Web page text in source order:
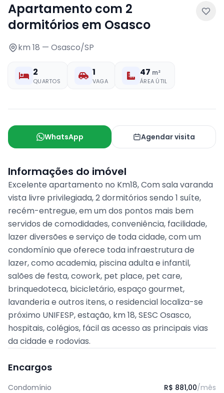
Apartamento com 2
dormitórios em Osasco
km 18 — Osasco/SP
2
QUARTOS
1
VAGA
47 m²
ÁREA ÚTIL
WhatsApp Agendar visita
Informações do imóvel
Excelente apartamento no Km18, Com sala varanda
vista livre privilegiada, 2 dormitórios sendo 1 suíte,
recém-entregue, em um dos pontos mais bem
servidos de comodidades, conveniência, facilidade,
lazer diversões e serviço de toda cidade, com um
condomínio que oferece toda infraestrutura de
lazer, como academia, piscina adulta e infantil,
salões de festa, cowork, pet place, pet care,
brinquedoteca, bicicletário, espaço gourmet,
lavanderia e outros itens, o residencial localiza-se
próximo UNIFESP, estação, km 18, SESC Osasco,
hospitais, colégios, fácil as acesso as principais vias
da cidade e rodovias.
Encargos
Condomínio R$ 881,00/mês